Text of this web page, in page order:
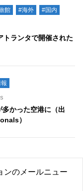
館 #海外
#国内
ランタで開催された
かった空港に（出
）
ンのメールニュー